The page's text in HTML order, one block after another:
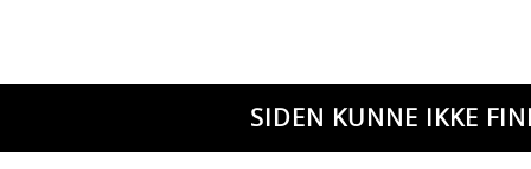
SIDEN KUNNE IKKE